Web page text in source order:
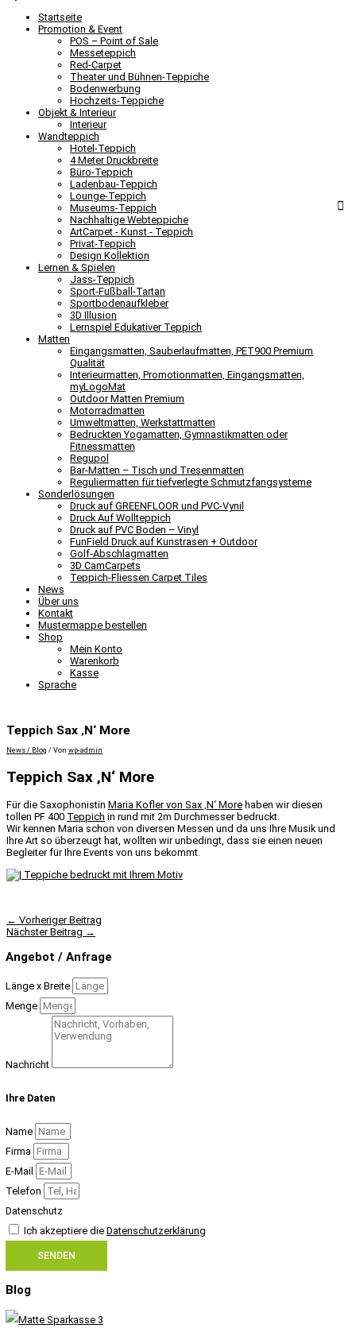
Startseite
Promotion & Event
POS – Point of Sale
Messeteppich
Red-Carpet
Theater und Bühnen-Teppiche
Bodenwerbung
Hochzeits-Teppiche
Objekt & Interieur
Interieur
Wandteppich
Hotel-Teppich
4 Meter Druckbreite
Büro-Teppich
Ladenbau-Teppich
Lounge-Teppich
Museums-Teppich
Nachhaltige Webteppiche
ArtCarpet - Kunst - Teppich
Privat-Teppich
Design Kollektion
Lernen & Spielen
Jass-Teppich
Sport-Fußball-Tartan
Sportbodenaufkleber
3D Illusion
Lernspiel Edukativer Teppich
Matten
Eingangsmatten, Sauberlaufmatten, PET900 Premium
Qualität
Interieurmatten, Promotionmatten, Eingangsmatten,
myLogoMat
Outdoor Matten Premium
Motorradmatten
Umweltmatten, Werkstattmatten
Bedruckten Yogamatten, Gymnastikmatten oder
Fitnessmatten
Regupol
Bar-Matten – Tisch und Tresenmatten
Reguliermatten für tiefverlegte Schmutzfangsysteme
Sonderlösungen
Druck auf GREENFLOOR und PVC-Vynil
Druck Auf Wollteppich
Druck auf PVC Boden – Vinyl
FunField Druck auf Kunstrasen + Outdoor
Golf-Abschlagmatten
3D CamCarpets
Teppich-Fliessen Carpet Tiles
News
Über uns
Kontakt
Mustermappe bestellen
Shop
Mein Konto
Warenkorb
Kasse
Sprache
Teppich Sax ‚N‘ More
News / Blog / Von wp-admin
Teppich Sax ‚N‘ More
Für die Saxophonistin Maria Kofler von Sax ‚N‘ More haben wir diesen
tollen PF 400 Teppich in rund mit 2m Durchmesser bedruckt.
Wir kennen Maria schon von diversen Messen und da uns Ihre Musik und
Ihre Art so überzeugt hat, wollten wir unbedingt, dass sie einen neuen
Begleiter für Ihre Events von uns bekommt.
← Vorheriger Beitrag
Nächster Beitrag →
Angebot / Anfrage
Länge x Breite
Menge
Nachricht
Ihre Daten
Name
Firma
E-Mail
Telefon
Datenschutz
Ich akzeptiere die Datenschutzerklärung
SENDEN
Blog